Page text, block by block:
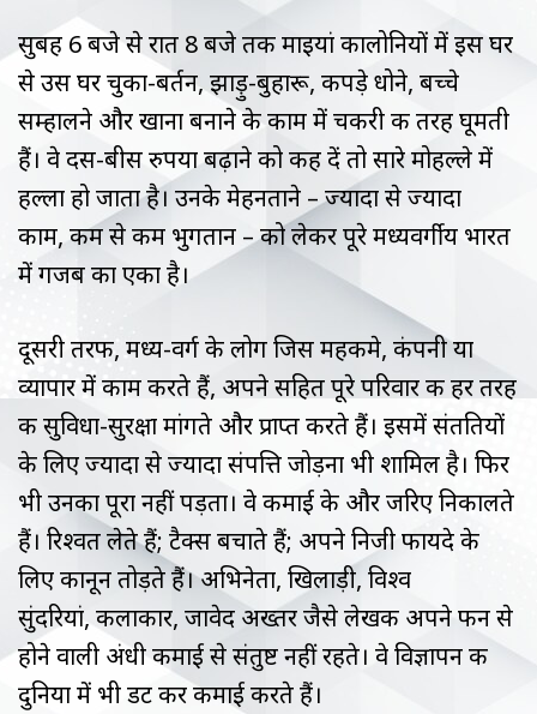
सुबह 6 बजे से रात 8 बजे तक माइयां कालोनियों में इस घर
से उस घर चुका-बर्तन, झाड़ु-बुहारू, कपड़े धोने, बच्चे
सम्हालने और खाना बनाने के काम में चकरी की तरह घूमती
हैं। वे दस-बीस रुपया बढ़ाने को कह दें तो सारे मोहल्ले में
हल्ला हो जाता है। उनके मेहनताने – ज्यादा से ज्यादा
काम, कम से कम भुगतान – को लेकर पूरे मध्यवर्गीय भारत
में गजब का एका है।
दूसरी तरफ, मध्य-वर्ग के लोग जिस महकमे, कंपनी या
व्यापार में काम करते हैं, अपने सहित पूरे परिवार की हर तरह
की सुविधा-सुरक्षा मांगते और प्राप्त करते हैं। इसमें संततियों
के लिए ज्यादा से ज्यादा संपत्ति जोड़ना भी शामिल है। फिर
भी उनका पूरा नहीं पड़ता। वे कमाई के और जरिए निकालते
हैं। रिश्वत लेते हैं; टैक्स बचाते हैं; अपने निजी फायदे के
लिए कानून तोड़ते हैं। अभिनेता, खिलाड़ी, विश्व
सुंदरियां, कलाकार, जावेद अख्तर जैसे लेखक अपने फन से
होने वाली अंधी कमाई से संतुष्ट नहीं रहते। वे विज्ञापन की
दुनिया में भी डट कर कमाई करते हैं।